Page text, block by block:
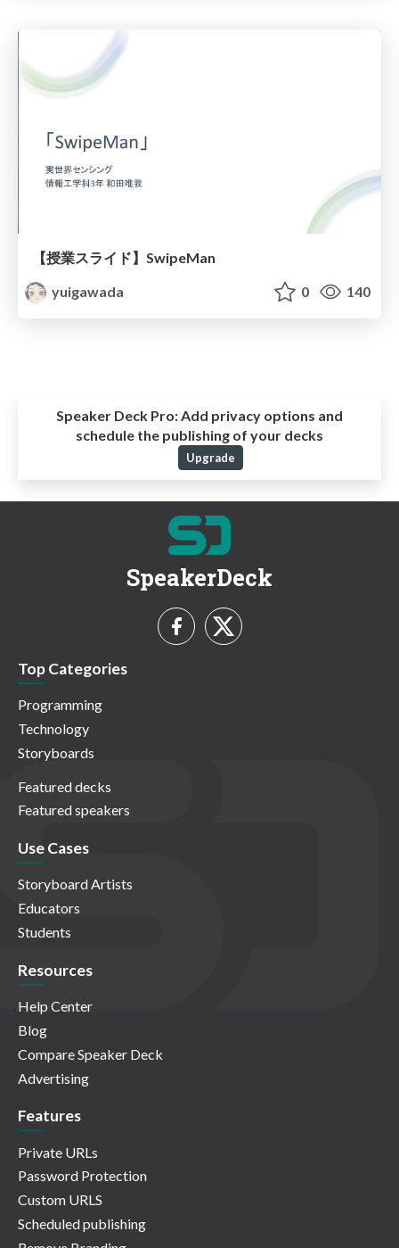
【授業スライド】SwipeMan
yuigawada
0 140
Speaker Deck Pro:Add privacy options and
schedule the publishing of your decks
Upgrade
SpeakerDeck
Top Categories
Programming
Technology
Storyboards
Featured decks
Featured speakers
Use Cases
Storyboard Artists
Educators
Students
Resources
Help Center
Blog
Compare Speaker Deck
Advertising
Features
Private URLs
Password Protection
Custom URLS
Scheduled publishing